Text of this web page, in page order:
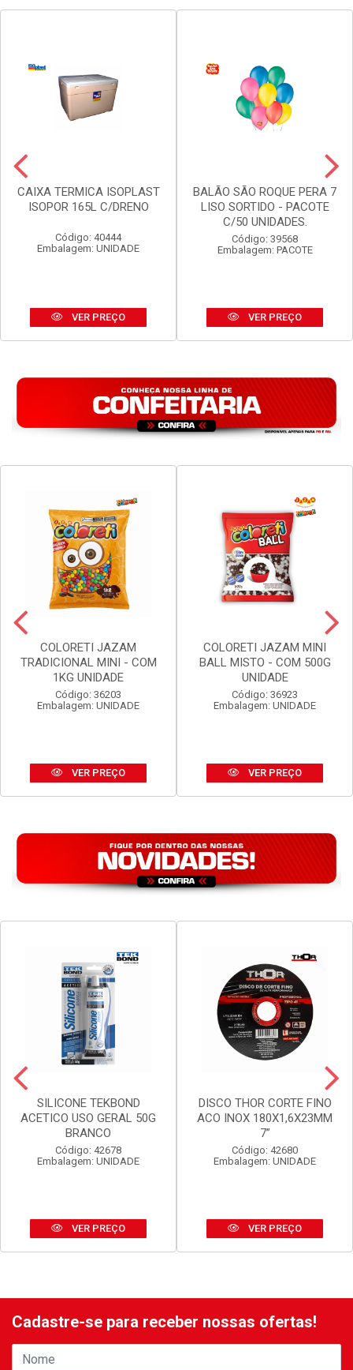
CAIXA TERMICA ISOPLAST
ISOPOR 165L C/DRENO
Código: 40444
Embalagem: UNIDADE
VER PREÇO
BALÃO SÃO ROQUE PERA 7
LISO SORTIDO - PACOTE
C/50 UNIDADES.
Código: 39568
Embalagem: PACOTE
VER PREÇO
COLORETI JAZAM
TRADICIONAL MINI - COM
1KG UNIDADE
Código: 36203
Embalagem: UNIDADE
VER PREÇO
COLORETI JAZAM MINI
BALL MISTO - COM 500G
UNIDADE
Código: 36923
Embalagem: UNIDADE
VER PREÇO
SILICONE TEKBOND
ACETICO USO GERAL 50G
BRANCO
Código: 42678
Embalagem: UNIDADE
VER PREÇO
DISCO THOR CORTE FINO
ACO INOX 180X1,6X23MM
7”
Código: 42680
Embalagem: UNIDADE
VER PREÇO
Cadastre-se para receber nossas ofertas!